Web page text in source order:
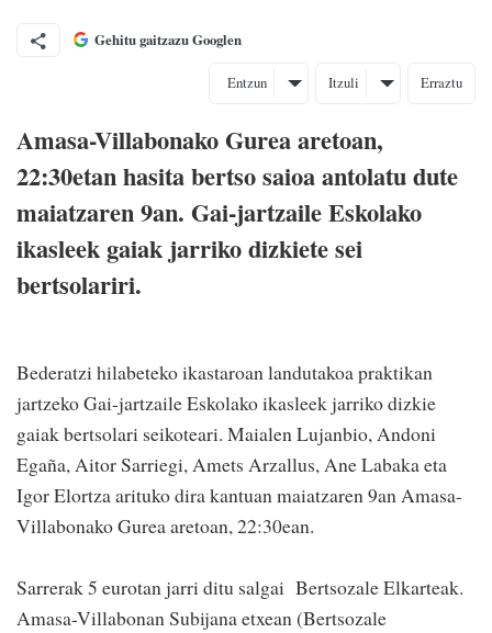
Gehitu gaitzazu Googlen
Entzun Itzuli Erraztu
Amasa-Villabonako Gurea aretoan,
22:30etan hasita bertso saioa antolatu dute
maiatzaren 9an. Gai-jartzaile Eskolako
ikasleek gaiak jarriko dizkiete sei
bertsolariri.
Bederatzi hilabeteko ikastaroan landutakoa praktikan
jartzeko Gai-jartzaile Eskolako ikasleek jarriko dizkie
gaiak bertsolari seikoteari. Maialen Lujanbio, Andoni
Egaña, Aitor Sarriegi, Amets Arzallus, Ane Labaka eta
Igor Elortza arituko dira kantuan maiatzaren 9an Amasa-
Villabonako Gurea aretoan, 22:30ean.
Sarrerak 5 eurotan jarri ditu salgai Bertsozale Elkarteak.
Amasa-Villabonan Subijana etxean (Bertsozale